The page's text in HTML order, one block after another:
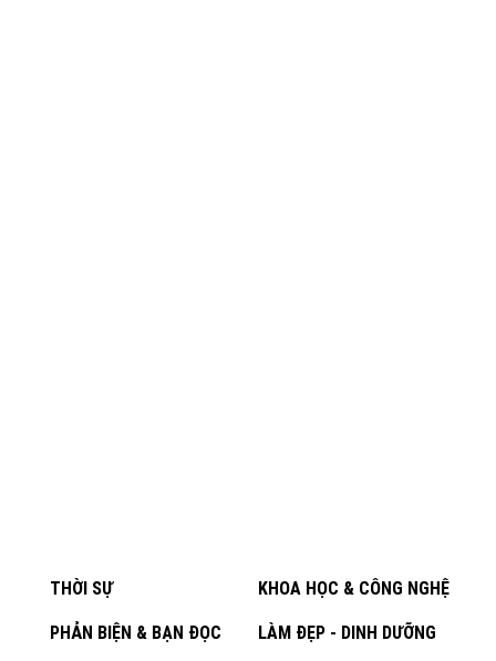
THỜI SỰ KHOA HỌC & CÔNG NGHỆ
PHẢN BIỆN & BẠN ĐỌC LÀM ĐẸP - DINH DƯỠNG